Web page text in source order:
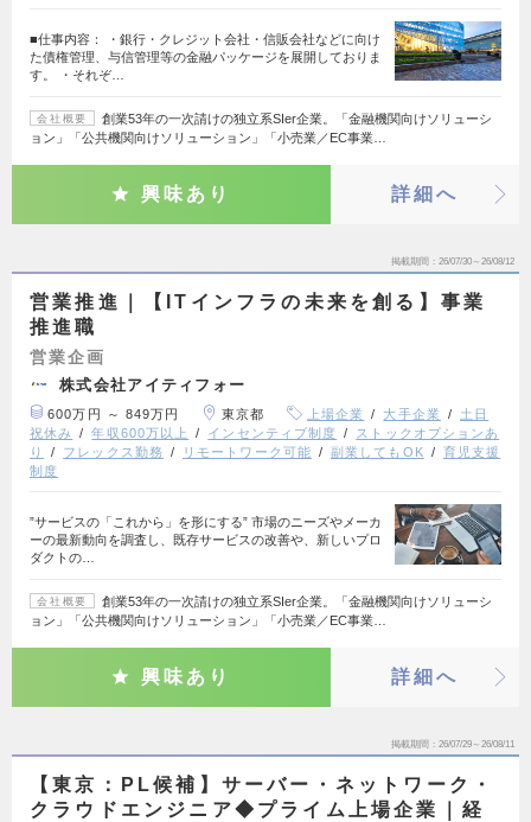
■仕事内容： ・銀行・クレジット会社・信販会社などに向け
た債権管理、与信管理等の金融パッケージを展開しておりま
す。 ・それぞ…
会社概要
創業53年の一次請けの独立系SIer企業。「金融機関向けソリューシ
ョン」「公共機関向けソリューション」「小売業／EC事業…
興味あり 詳細へ
掲載期間 26/07/30～26/08/12
営業推進｜【ITインフラの未来を創る】事業
推進職
営業企画
株式会社アイティフォー
600万円 ～ 849万円 東京都 上場企業 大手企業
土日
祝休み
年収600万以上 インセンティブ制度
ストックオプションあ
り
フレックス勤務 リモートワーク可能 副業してもOK
育児支援
制度
”サービスの「これから」を形にする” 市場のニーズやメーカ
ーの最新動向を調査し、既存サービスの改善や、新しいプロ
ダクトの…
会社概要
創業53年の一次請けの独立系SIer企業。「金融機関向けソリューシ
ョン」「公共機関向けソリューション」「小売業／EC事業…
興味あり 詳細へ
掲載期間 26/07/29～26/08/11
【東京：PL候補】サーバー・ネットワーク・
クラウドエンジニア◆プライム上場企業｜経